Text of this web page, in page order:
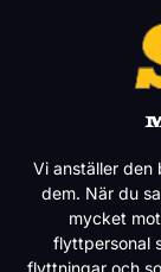
Vi anställer den
dem. När du
mycket
flyttpersonal
flyttningar och